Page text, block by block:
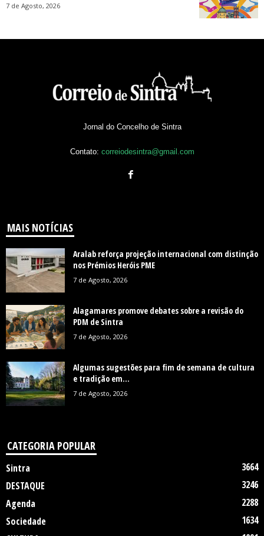
7 de Agosto, 2026
Jornal do Concelho de Sintra
Contato: correiodesintra@gmail.com
MAIS NOTÍCIAS
Aralab reforça projeção internacional com distinção
nos Prémios Heróis PME
7 de Agosto, 2026
Alagamares promove debates sobre a revisão do
PDM de Sintra
7 de Agosto, 2026
Algumas sugestões para fim de semana de cultura
e tradição em...
7 de Agosto, 2026
CATEGORIA POPULAR
Sintra
3664
DESTAQUE
3246
Agenda
2288
Sociedade
1634